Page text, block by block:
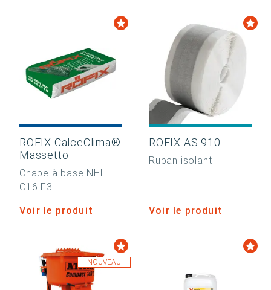
RÖFIX CalceClima®
Massetto
Chape à base NHL
C16 F3
Voir le produit
RÖFIX AS 910
Ruban isolant
Voir le produit
NOUVEAU